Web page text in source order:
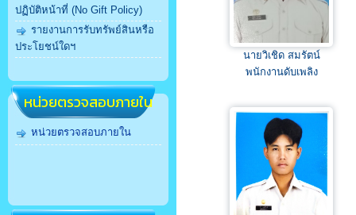
ปฏิบัติหน้าที่ (No Gift Policy)
รายงานการรับทรัพย์สินหรือ
ประโยชน์ใดฯ
หน่วยตรวจสอบภายใน
หน่วยตรวจสอบภายใน
นายวิเชิด สมรัตน์
พนักงานดับเพลิง